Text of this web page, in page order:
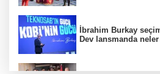
İbrahim Burkay
Dev lansmanda